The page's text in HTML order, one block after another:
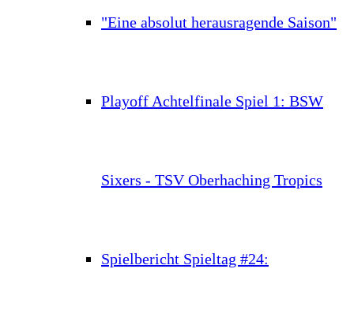
"Eine absolut herausragende Saison"
Playoff Achtelfinale Spiel 1: BSW
Sixers - TSV Oberhaching Tropics
Spielbericht Spieltag #24: